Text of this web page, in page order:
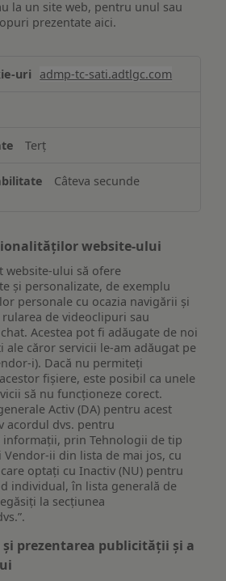
la un site web, pentru unul sau
prezentate aici.
admp-tc-sati.adtlgc.com
Terț
Câteva secunde
website-ului
website-ului să ofere
și personalizate, de exemplu
personale cu ocazia navigării și
de videoclipuri sau
Acestea pot fi adăugate de noi
căror servicii le-am adăugat pe
i). Dacă nu permiteți
fișiere, este posibil ca unele
să nu funcționeze corect.
Activ (DA) pentru acest
acordul dvs. pentru
informații, prin Tehnologii de tip
Vendor-ii din lista de mai jos, cu
optați cu Inactiv (NU) pentru
individual, în lista generală de
la secțiunea
și prezentarea publicității și a